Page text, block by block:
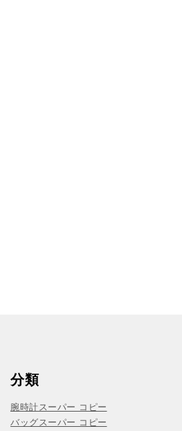
分類
腕時計スーパー コピー
バッグスーパー コピー